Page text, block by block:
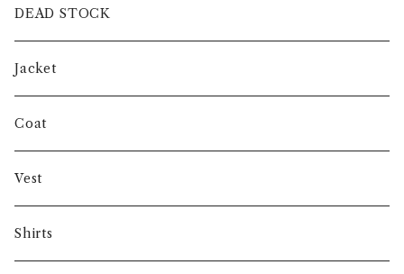
intch.
SHUREN
INVERTERE
Gambert
NORIEI
DEAD STOCK
Jacket
Coat
Vest
Shirts